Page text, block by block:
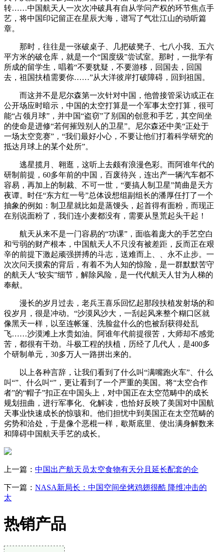
转……中国航天人一次次冲破具有自从学问产权的环节焦点手
艺，将中国印记留正在星辰大海，谱写了气壮江山的动听篇
章。
那时，往往是一张破桌子、几把破凳子、七八小我、五六
平方米的破仓库，就是一个“国度级”尝试室。那时，一批学有
所成的留学生，唱着“不要犹疑，不要游移，回国去，回国
去，祖国扶植需要你……”从大洋彼岸打破障碍，回到祖国。
而这并不是尼尔森第一次针对中国，他曾接管采访或正在
公开场应时暗示，中国的太空打算是一个军事太空打算，很可
能“占领月球”，并中国“盗窃”了别国的创意和手艺，其空间坐
的使命是进修“若何摧毁别人的卫星”。尼尔森还中美“正处于
一场太空竞赛”，“我们最好小心，不要让他们打着科学研究的
抵达月球上的某个处所”。
逃星揽月、翱逛，这听上去颇有浪漫色彩。而阿谁年代的
研制前提，60多年前的中国，百废待兴，连出产一辆汽车都不
容易，再加上的制裁、不可一世，“要搞人制卫星”简曲是天方
夜谭。时任“东方红一号”总体设想组副组长的潘厚任打了一个
抽象的例如：制卫星就比如是蒸馒头，起首得有面粉，而现正
在别说面粉了，我们连小麦都没有，需要从垦荒起头干起！
航天从来不是一门容易的“功课”，面临着庞大的手艺空白
和亏弱的财产根本，中国航天人不只没有被差距，反而正在艰
辛的前提下激起顽强拼搏的斗志，送难而上、、永不止步。一
次次问天摸索的背后，有着不为人知的惊险，是一群默默苦守
的航天人“较实”细节，解除风险，是一代代航天人甘为人梯的
奉献。
漫长的岁月过去，老兵王喜乐回忆起那段扶植发射场的和
役岁月，很是冲动。“沙漠风沙大，一刮起风来整个糊口区就
像黑天一样，以至连帐篷、洗脸盆什么的也被刮获得处乱
飞……沙漠滩上水贵如油。阿谁年代前提很苦，大师却不感觉
苦，都很有干劲。斗极工程的扶植，历经了几代人，是400多
个研制单元，30多万人一路拼出来的。
以上各种言辞，让我们看到了什么叫“满嘴跑火车”、什么
叫“”、什么叫“”，更让看到了一个严重的美国。将“太空合作
者”的“帽子”扣正在中国头上，对中国正在太空范畴中的成长
规划扭曲，进行军事化、化解读，也恰好反映了美国对中国航
天事业快速成长的惊骇和。他们担忧中到美国正在太空范畴的
劣势和洽处，于是像个恶棍一样，歇斯底里、使出满身解数来
和障碍中国航天手艺的成长。
上一篇： 中国出产航天员太空食物有天分且延长配套的企
下一篇： NASA新局长：中国空间坐烤鸡翅很酷 降维冲击的
太
热销产品